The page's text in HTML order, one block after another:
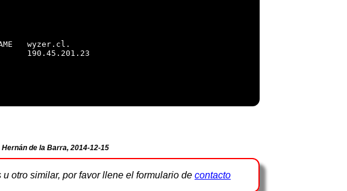
wyzer.cl.
190.45.201.23
Hernán de la Barra, 2014-12-15
otro similar, por favor llene el formulario de contacto